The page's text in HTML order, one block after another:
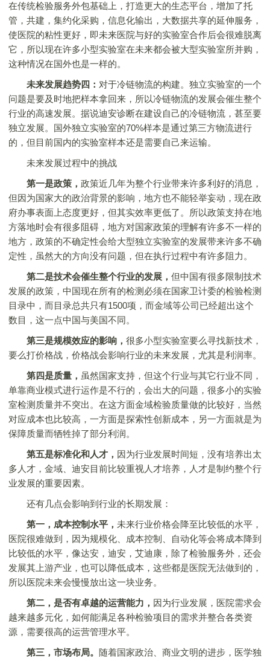
在传统检验服务外包基础上，打造更大的生态平台，增加了托
管，共建，集约化采购，信息化输出，大数据共享的延伸服务，
使医院的粘性更好，即未来医院与好的实验室合作后会很难脱离
它，所以现在许多小型实验室在未来都会被大型实验室所并购，
这种情况在国外也是一样的。
未来发展趋势四： 对于冷链物流的构建。独立实验室的一个
问题是要及时地把样本拿回来，所以冷链物流的发展会催生整个
行业的高速发展。据说迪安诊断在建设自己的冷链物流，甚至要
独立发展。国外独立实验室的70%样本是通过第三方物流进行
的，但目前国内的实验室样本还是需要自己来运输。
未来发展过程中的挑战
第一是政策， 政策近几年为整个行业带来许多利好的消息，
但因为国家大的政治背景的影响，地方也不能轻举妄动，现在政
府办事表面上态度更好，但其实效率更低了。所以政策支持在地
方落地时会有很多阻碍，地方对国家政策的理解有许多不一样的
地方，政策的不确定性会给大型独立实验室的发展带来许多不确
定性，虽然大的方向没有问题，但在执行过程中有许多阻力。
第二是技术会催生整个行业的发展， 但中国有很多限制技术
发展的政策，中国现在所有的检测必须在国家卫计委的检验检测
目录中，而目录总共只有1500项，而金域等公司已经超出这个
数目，这一点中国与美国不同。
第三是规模效应的影响， 很多小型实验室要么寻找新技术，
要么打价格战，价格战会影响行业的未来发展，尤其是利润率。
第四是质量， 虽然国家支持，但这个行业与其它行业不同，
单靠商业模式进行运作是不行的，会出大的问题，很多小的实验
室检测质量并不突出。在这方面金域检验质量做的比较好，当然
对应成本也比较高，一方面是探索性创新成本，另一方面就是为
保障质量而牺牲掉了部分利润。
第五是标准化和人才， 因为行业发展时间短，没有培养出太
多人才，金域、迪安目前比较重视人才培养，人才是制约整个行
业发展的重要因素。
还有几点会影响到行业的长期发展：
第一，成本控制水平， 未来行业价格会降至比较低的水平，
医院很难做到，因为规模化、成本控制、自动化等会将成本降到
比较低的水平，像达安，迪安，艾迪康，除了检验服务外，还会
发展其上游产业，也可以降低成本，这些都是医院无法做到的，
所以医院未来会慢慢放出这一块业务。
第二，是否有卓越的运营能力， 因为行业发展，医院需求会
越来越多元化，如何能满足各种检验项目的需求并整合各类资
源，需要很高的运营管理水平。
第三，市场布局。 随着国家政治、商业文明的进步，医学独